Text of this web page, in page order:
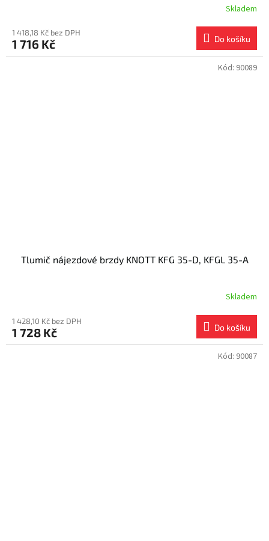
Skladem
1 418,18 Kč bez DPH
1 716 Kč Do košíku
Tlumič nájezdové brzdy KNOTT KFG 35-D, KFGL 35-A
Skladem
1 428,10 Kč bez DPH
1 728 Kč Do košíku
Kód: 90089
Kód: 90087